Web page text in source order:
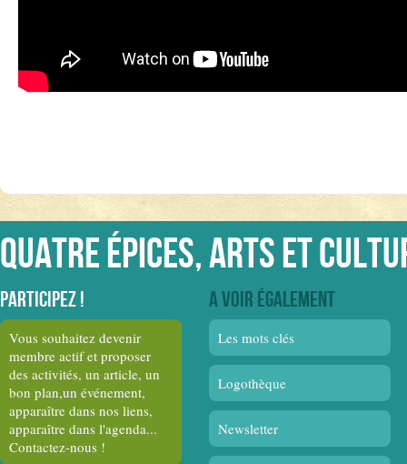
Quatre épices, arts et
Participez !
Vous souhaitez devenir
membre actif et proposer
des activités, un article, un
bon plan,un événement,
apparaître dans nos liens,
apparaître dans l'agenda...
Contactez-nous !
A voir également
Les mots clés
Logothèque
Newsletter